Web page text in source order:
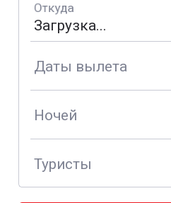
Откуда
Даты вылета
Ночей
Туристы